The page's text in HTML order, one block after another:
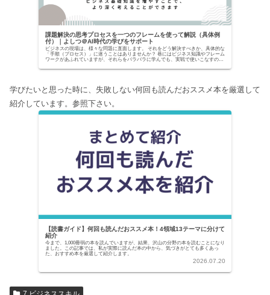
課題解決の思考プロセスを一つのフレームを使って解説（具体例
付）｜よしつ＠AI時代の学びをサポート
ビジネスの現場は、様々な問題に直面します。 それをどう解決すべきか、具体的な
「手順（プロセス）」に迷うことはありませんか？ 巷にはビジネス知識やフレーム
ワークがあふれていますが、それらをバラバラに学んでも、実戦で使いこなすのは
学びたいと思った時に、失敗しない何回も読んだおススメ本を厳選して
紹介しています。参照下さい。
【読書ガイド】何回も読んだおススメ本！4領域13テーマに分けて
紹介
今まで、1,000冊弱の本を読んでいますが、結果、沢山の分野の本を読むことになり
ました。この記事では、私が実際に読んだ本の中から、気づきがとても多くあっ
た、おすすめ本を厳選して紹介します。
2026.07.20